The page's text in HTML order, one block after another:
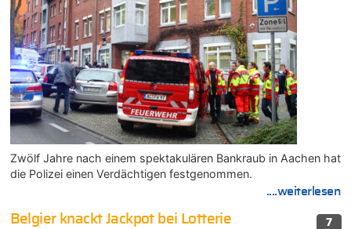
Zwölf Jahre nach einem spektakulären Bankraub in Aachen hat
die Polizei einen Verdächtigen festgenommen.
....weiterlesen
7
Belgier knackt Jackpot bei Lotterie